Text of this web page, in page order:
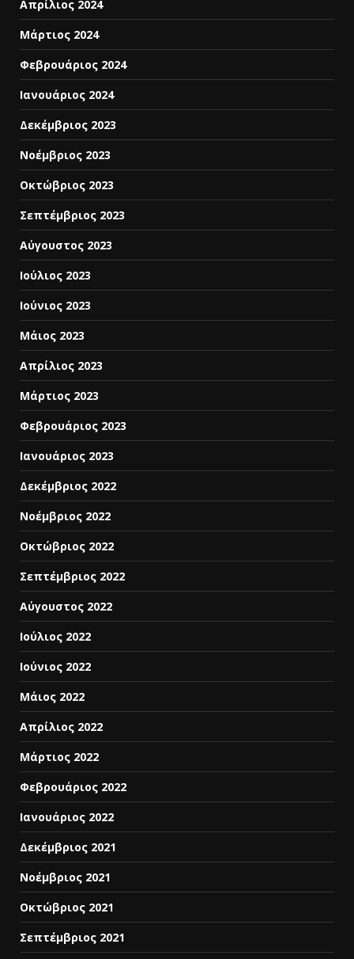
Απρίλιος 2024
Μάρτιος 2024
Φεβρουάριος 2024
Ιανουάριος 2024
Δεκέμβριος 2023
Νοέμβριος 2023
Οκτώβριος 2023
Σεπτέμβριος 2023
Αύγουστος 2023
Ιούλιος 2023
Ιούνιος 2023
Μάιος 2023
Απρίλιος 2023
Μάρτιος 2023
Φεβρουάριος 2023
Ιανουάριος 2023
Δεκέμβριος 2022
Νοέμβριος 2022
Οκτώβριος 2022
Σεπτέμβριος 2022
Αύγουστος 2022
Ιούλιος 2022
Ιούνιος 2022
Μάιος 2022
Απρίλιος 2022
Μάρτιος 2022
Φεβρουάριος 2022
Ιανουάριος 2022
Δεκέμβριος 2021
Νοέμβριος 2021
Οκτώβριος 2021
Σεπτέμβριος 2021